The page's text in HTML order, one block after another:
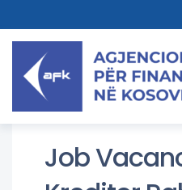
Job